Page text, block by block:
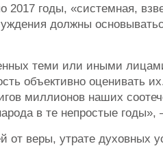
2017 годы, «системная,
должны
теми или иными
объективно оценивать
миллионов наших
в те непростые
веры, утрате духовных